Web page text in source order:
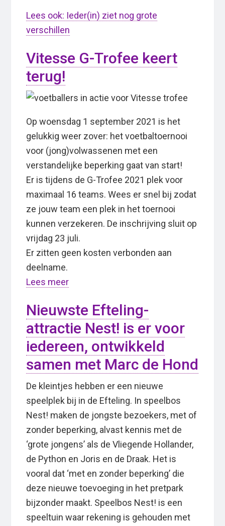
Lees ook: Ieder(in) ziet nog grote
verschillen
Vitesse G-Trofee keert
terug!
Op woensdag 1 september 2021 is het
gelukkig weer zover: het voetbaltoernooi
voor (jong)volwassenen met een
verstandelijke beperking gaat van start!
Er is tijdens de G-Trofee 2021 plek voor
maximaal 16 teams. Wees er snel bij zodat
ze jouw team een plek in het toernooi
kunnen verzekeren. De inschrijving sluit op
vrijdag 23 juli.
Er zitten geen kosten verbonden aan
deelname.
Lees meer
Nieuwste Efteling-
attractie Nest! is er voor
iedereen, ontwikkeld
samen met Marc de Hond
De kleintjes hebben er een nieuwe
speelplek bij in de Efteling. In speelbos
Nest! maken de jongste bezoekers, met of
zonder beperking, alvast kennis met de
‘grote jongens’ als de Vliegende Hollander,
de Python en Joris en de Draak. Het is
vooral dat ‘met en zonder beperking’ die
deze nieuwe toevoeging in het pretpark
bijzonder maakt. Speelbos Nest! is een
speeltuin waar rekening is gehouden met